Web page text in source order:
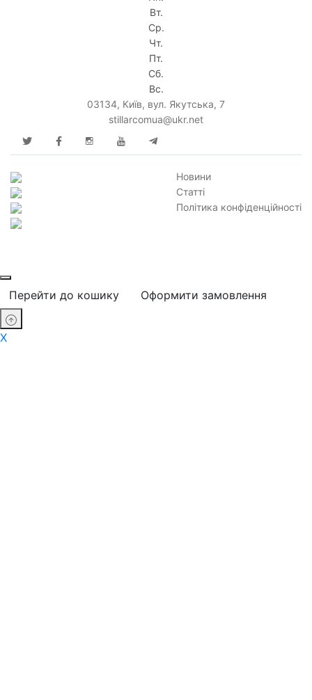
Вт.
Ср.
Чт.
Пт.
Сб.
Вс.
03134, Київ, вул. Якутська, 7
stillarcomua@ukr.net
Новини
Статті
Політика конфіденційності
Перейти до кошику Оформити замовлення
X